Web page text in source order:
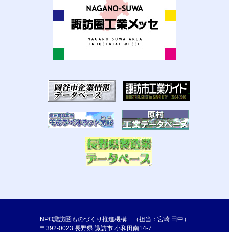
NPO諏訪圏ものづくり推進機構 （担当：宮崎 田中）
〒392-0023 長野県 諏訪市 小和田南14-7